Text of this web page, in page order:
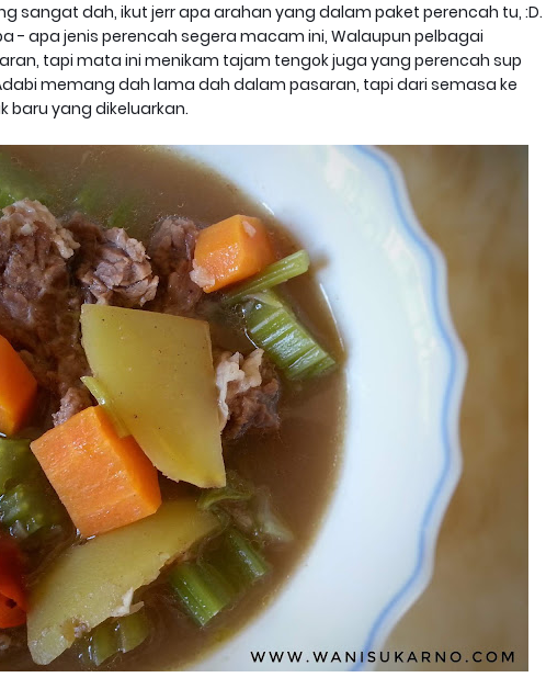
sangat dah, ikut jerr apa arahan yang dalam paket perencah tu, :D.
- apa jenis perencah segera macam ini, Walaupun pelbagai
tapi mata ini menikam tajam tengok juga yang perencah sup
memang dah lama dah dalam pasaran, tapi dari semasa ke
baru yang dikeluarkan.